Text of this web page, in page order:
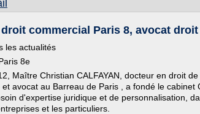
commercial Paris 8, avocat
les actualités
8e
Maître Christian CALFAYAN, docteur en droit
avocat au Barreau de Paris , a fondé le cabinet
d'expertise juridique et de personnalisation,
et les particuliers.